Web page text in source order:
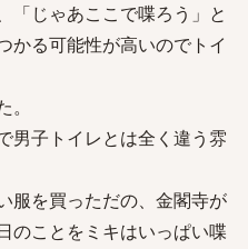
「じゃあここで喋ろう」と
かる可能性が高いのでトイ
男子トイレとは全く違う雰
服を買っただの、金閣寺が
のことをミキはいっぱい喋